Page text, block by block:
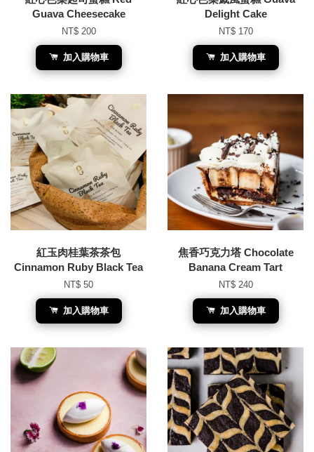
Guava Cheesecake
NT$ 200
加入購物車
Delight Cake
NT$ 170
加入購物車
紅玉肉桂葉茶茶包
Cinnamon Ruby Black Tea
NT$ 50
加入購物車
焦香巧克力塔 Chocolate
Banana Cream Tart
NT$ 240
加入購物車